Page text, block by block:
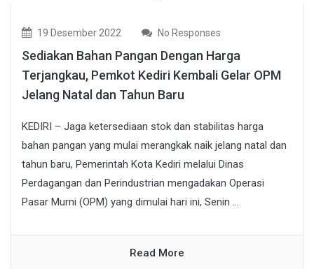
19 Desember 2022 No Responses
Sediakan Bahan Pangan Dengan Harga
Terjangkau, Pemkot Kediri Kembali Gelar OPM
Jelang Natal dan Tahun Baru
KEDIRI – Jaga ketersediaan stok dan stabilitas harga
bahan pangan yang mulai merangkak naik jelang natal dan
tahun baru, Pemerintah Kota Kediri melalui Dinas
Perdagangan dan Perindustrian mengadakan Operasi
Pasar Murni (OPM) yang dimulai hari ini, Senin ...
Read More